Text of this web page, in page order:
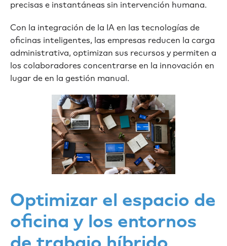
precisas e instantáneas sin intervención humana.
Con la integración de la IA en las tecnologías de
oficinas inteligentes, las empresas reducen la carga
administrativa, optimizan sus recursos y permiten a
los colaboradores concentrarse en la innovación en
lugar de en la gestión manual.
Optimizar el espacio de
oficina y los entornos